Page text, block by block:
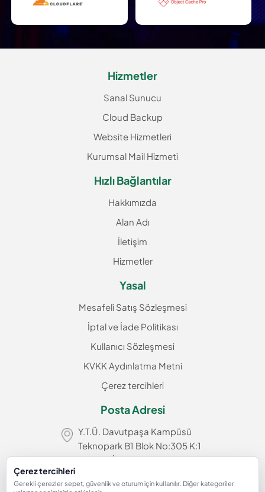
Hizmetler
Sanal Sunucu
Cloud Backup
Website Hizmetleri
Kurumsal Mail Hizmeti
Hızlı Bağlantılar
Hakkımızda
Alan Adı
İletişim
Hizmetler
Yasal
Mesafeli Satış Sözleşmesi
İptal ve İade Politikası
Kullanıcı Sözleşmesi
KVKK Aydınlatma Metni
Çerez tercihleri
Posta Adresi
Y.T.Ü. Davutpaşa Kampüsü
Teknopark B1 Blok No:305 K:1
Esenler/İstanbul
info@kuzgunsoftware.com
Çerez tercihleri
Gerekli çerezler sepet, güvenlik ve oturum için kullanılır. Diğer kategoriler